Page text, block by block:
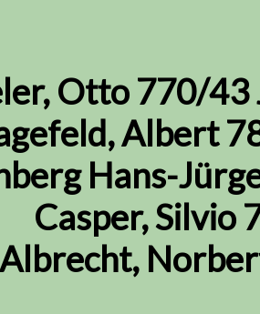
Otto 770/43
Albert
Hans-
Casper, Silvio
Albrecht,